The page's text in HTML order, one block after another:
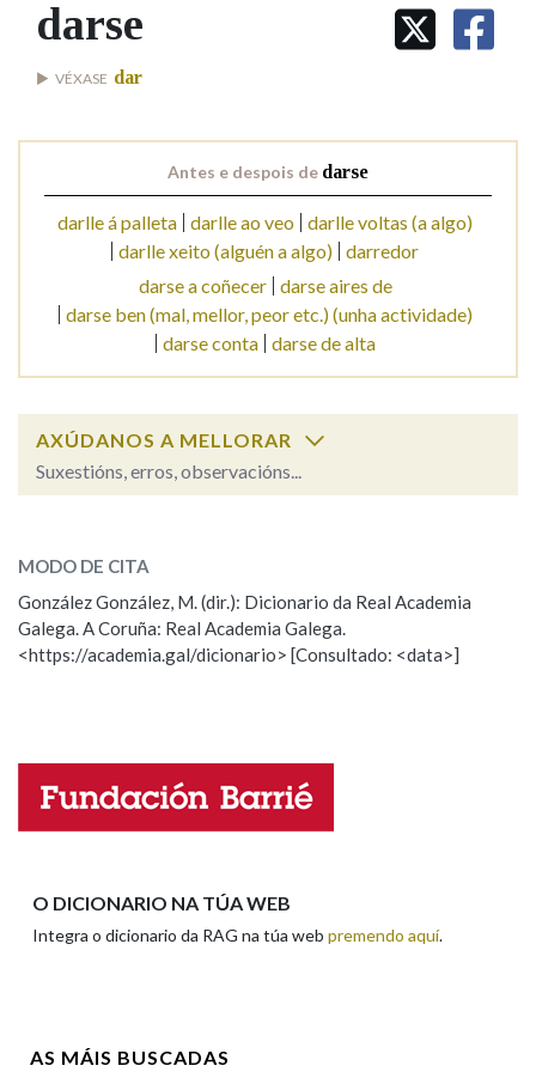
IDENTIDADE CORPORATIVA
MARCIAL DEL ADALID
FIGURAS HOMENAXEADAS
PRIMAVERA DAS LETRAS
PORTAL DAS PALABRAS
Facebook
TwitterYoutubeInstagram
BUSCAR NOS LEMAS
Comeza por
Nas definicións
Na fraseoloxía
Marcas gramaticais
darse
VÉXASE dar
Antes e despois de darse
darlle á palleta darlle ao veo darlle voltas (a algo)
darlle xeito (alguén a algo) darredor
darse a coñecer
darse aires de
darse ben (mal, mellor, peor etc.) (unha actividade)
darse conta
darse de alta
AXÚDANOS A MELLORAR
Suxestións, erros, observacións...
ESCOLLE UNHA OPCIÓN:
Observación Hai un erro na palabra
Propoño mellorar a definición
Nome
MODO DE CITA
González González, M. (dir.): Dicionario da Real Academia
Galega. A Coruña: Real Academia Galega.
<https://academia.gal/dicionario> [Consultado: <data>]
O DICIONARIO NA TÚA WEB
Integra o dicionario da RAG na túa web premendo aquí.
AS MÁIS BUSCADAS